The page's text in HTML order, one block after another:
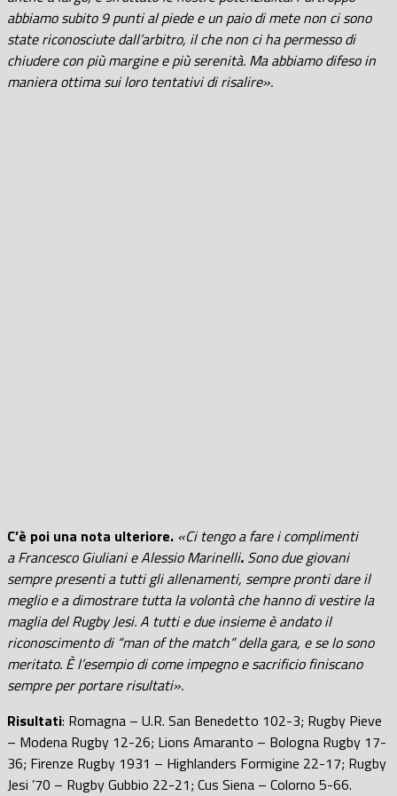
abbiamo subito 9 punti al piede e un paio di mete non ci sono
state riconosciute dall’arbitro, il che non ci ha permesso di
chiudere con più margine e più serenità. Ma abbiamo difeso in
maniera ottima sui loro tentativi di risalire».
C’è poi una nota ulteriore. «Ci tengo a fare i complimenti
a Francesco Giuliani e Alessio Marinelli. Sono due giovani
sempre presenti a tutti gli allenamenti, sempre pronti dare il
meglio e a dimostrare tutta la volontà che hanno di vestire la
maglia del Rugby Jesi. A tutti e due insieme è andato il
riconoscimento di “man of the match” della gara, e se lo sono
meritato. È l’esempio di come impegno e sacrificio finiscano
sempre per portare risultati».
Risultati: Romagna – U.R. San Benedetto 102-3; Rugby Pieve
– Modena Rugby 12-26; Lions Amaranto – Bologna Rugby 17-
36; Firenze Rugby 1931 – Highlanders Formigine 22-17; Rugby
Jesi ’70 – Rugby Gubbio 22-21; Cus Siena – Colorno 5-66.